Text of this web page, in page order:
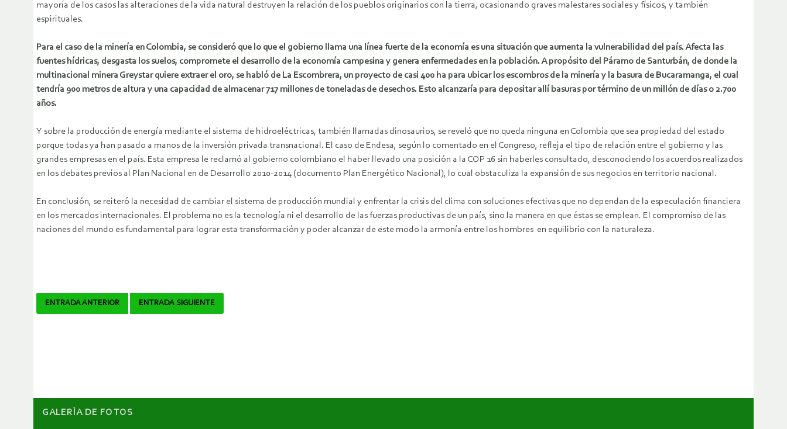
mayoría de los casos las alteraciones de la vida natural destruyen la relación de los pueblos originarios con la tierra, ocasionando graves malestares sociales y físicos, y también
espirituales.
Para el caso de la minería en Colombia, se consideró que lo que el gobierno llama una línea fuerte de la economía es una situación que aumenta la vulnerabilidad del país. Afecta las
fuentes hídricas, desgasta los suelos, compromete el desarrollo de la economía campesina y genera enfermedades en la población. A propósito del Páramo de Santurbán, de donde la
multinacional minera Greystar quiere extraer el oro, se habló de La Escombrera, un proyecto de casi 400 ha para ubicar los escombros de la minería y la basura de Bucaramanga, el cual
tendría 900 metros de altura y una capacidad de almacenar 717 millones de toneladas de desechos. Esto alcanzaría para depositar allí basuras por término de un millón de días o 2.700
años.
Y sobre la producción de energía mediante el sistema de hidroeléctricas, también llamadas dinosaurios, se reveló que no queda ninguna en Colombia que sea propiedad del estado
porque todas ya han pasado a manos de la inversión privada transnacional. El caso de Endesa, según lo comentado en el Congreso, refleja el tipo de relación entre el gobierno y las
grandes empresas en el país. Esta empresa le reclamó al gobierno colombiano el haber llevado una posición a la COP 16 sin haberles consultado, desconociendo los acuerdos realizados
en los debates previos al Plan Nacional en de Desarrollo 2010-2014 (documento Plan Energético Nacional), lo cual obstaculiza la expansión de sus negocios en territorio nacional.
En conclusión, se reiteró la necesidad de cambiar el sistema de producción mundial y enfrentar la crisis del clima con soluciones efectivas que no dependan de la especulación financiera
en los mercados internacionales. El problema no es la tecnología ni el desarrollo de las fuerzas productivas de un país, sino la manera en que éstas se emplean. El compromiso de las
naciones del mundo es fundamental para lograr esta transformación y poder alcanzar de este modo la armonía entre los hombres en equilibrio con la naturaleza.
Navegador
ENTRADA ANTERIOR ENTRADA SIGUIENTE
GALERÌA DE FOTOS